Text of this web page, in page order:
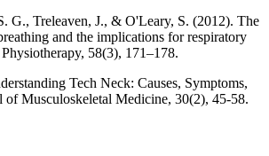
G., Treleaven, J., & O'Leary, S. (2012). The
and the implications for respiratory
58(3), 171–178.
Tech Neck: Causes, Symptoms,
of Musculoskeletal Medicine, 30(2), 45-58.